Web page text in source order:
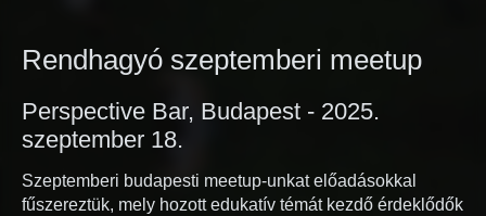
Rendhagyó szeptemberi meetup
Perspective Bar, Budapest - 2025.
szeptember 18.
Szeptemberi budapesti meetup-unkat előadásokkal
fűszereztük, mely hozott edukatív témát kezdő érdeklődők